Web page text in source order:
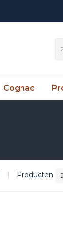
Cognac
| Producten